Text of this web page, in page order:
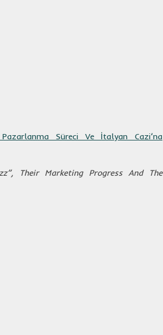
Süreci Ve İtalyan Cazi’na
Their Marketing Progress And The